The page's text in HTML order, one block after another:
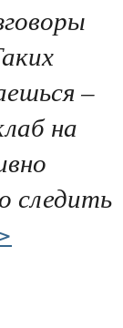
–
на
следить